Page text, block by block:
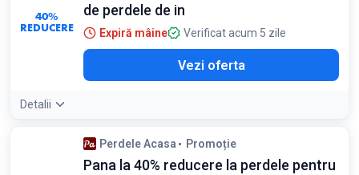
40%
REDUCERE
de perdele de in
Expiră mâine Verificat acum 5 zile
Vezi oferta
Detalii
Perdele Acasa Promoție
Pana la 40% reducere la perdele pentru